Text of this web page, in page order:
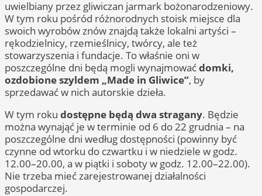
uwielbiany przez gliwiczan jarmark bożonarodzeniowy.
W tym roku pośród różnorodnych stoisk miejsce dla
swoich wyrobów znów znajdą także lokalni artyści –
rękodzielnicy, rzemieślnicy, twórcy, ale też
stowarzyszenia i fundacje. To właśnie oni w
poszczególne dni będą mogli wynajmowaćdomki,
ozdobione szyldem „Made in Gliwice”, by
sprzedawać w nich autorskie dzieła.
W tym roku dostępne będą dwa stragany. Będzie
można wynająć je w terminie od 6 do 22 grudnia – na
poszczególne dni według dostępności (powinny być
czynne od wtorku do czwartku i w niedziele w godz.
12.00–20.00, a w piątki i soboty w godz. 12.00–22.00).
Nie trzeba mieć zarejestrowanej działalności
gospodarczej.